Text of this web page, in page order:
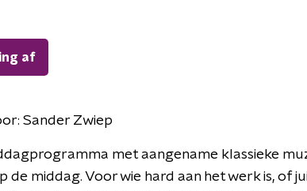
af
Sander Zwiep
met aangename klassieke
de middag. Voor wie hard aan het werk is, of